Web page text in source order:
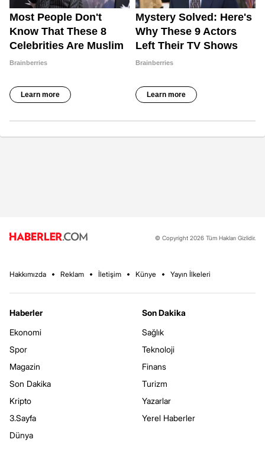
© Copyright 2026 Tüm Hakları Gizlidir.
Hakkımızda Reklam İletişim Künye Yayın İlkeleri
Haberler
Ekonomi
Spor
Magazin
Son Dakika
Kripto
3.Sayfa
Dünya
Son Dakika
Sağlık
Teknoloji
Finans
Turizm
Yazarlar
Yerel Haberler